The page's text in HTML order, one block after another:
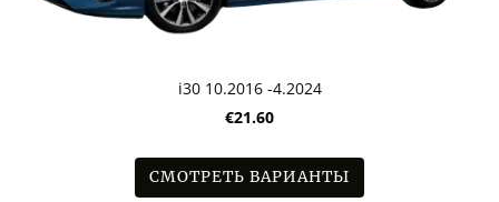
i30 10.2016 -4.2024
€21.60
СМОТРЕТЬ ВАРИАНТЫ